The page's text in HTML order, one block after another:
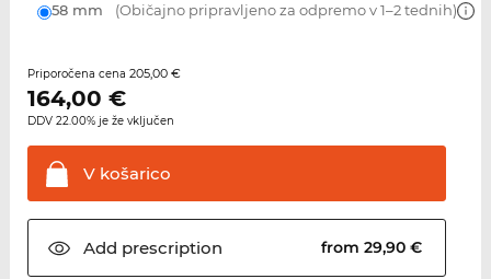
58 mm (Običajno pripravljeno za odpremo v 1–2 tednih)
Priporočena cena 205,00 €
164,00 €
DDV 22.00% je že vključen
Vkošarico
Add prescription from 29,90 €